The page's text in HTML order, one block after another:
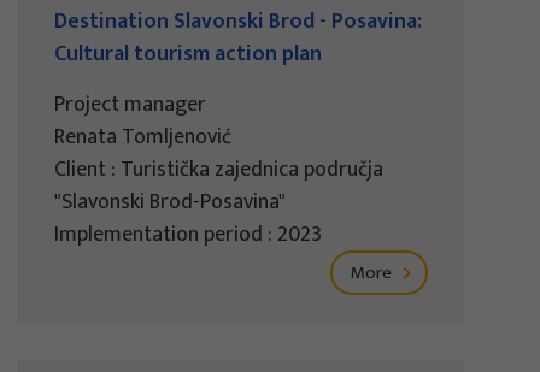
Destination Slavonski Brod - Posavina:
Cultural tourism action plan
Project manager
Renata Tomljenović
Client : Turistička zajednica područja
"Slavonski Brod-Posavina"
Implementation period : 2023
More